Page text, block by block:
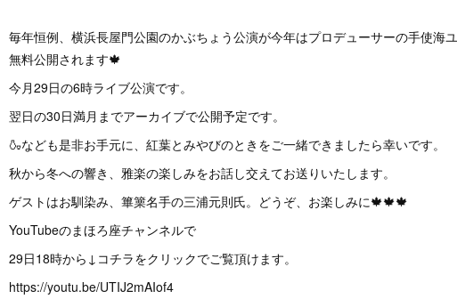
毎年恒例、横浜長屋門公園のかぶちょう公演が今年はプロデューサーの手使海
無料公開されます🍁
今月29日の6時ライブ公演です。
翌日の30日満月までアーカイブで公開予定です。
🍶なども是非お手元に、紅葉とみやびのときをご一緒できましたら幸いです。
秋から冬への響き、雅楽の楽しみをお話し交えてお送りいたします。
ゲストはお馴染み、篳篥名手の三浦元則氏。どうぞ、お楽しみに🍁🍁🍁
YouTubeのまほろ座チャンネルで
29日18時から↓コチラをクリックでご覧頂けます。
https://youtu.be/UTIJ2mAIof4